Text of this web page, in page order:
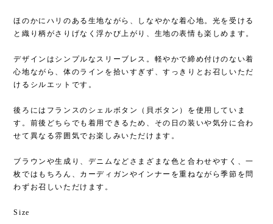
ほのかにハリのある生地ながら、しなやかな着心地。光を受ける
と織り柄がさりげなく浮かび上がり、生地の表情も楽しめます。
デザインはシンプルなスリーブレス。軽やかで締め付けのない着
心地ながら、体のラインを拾いすぎず、すっきりとお召しいただ
けるシルエットです。
後ろにはフランスのシェルボタン（貝ボタン）を使用していま
す。前後どちらでも着用できるため、その日の装いや気分に合わ
せて異なる雰囲気でお楽しみいただけます。
ブラウンや生成り、デニムなどさまざまな色と合わせやすく、一
枚ではもちろん、カーディガンやインナーを重ねながら季節を問
わずお召しいただけます。
Size